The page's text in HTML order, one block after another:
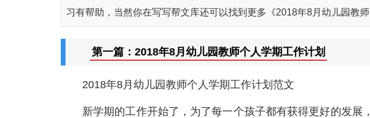
习有帮助，当然你在写写帮文库还可以找到更多《2018年8月幼儿园教师
第一篇：2018年8月幼儿园教师个人学期工作计划
2018年8月幼儿园教师个人学期工作计划范文
新学期的工作开始了，为了每一个孩子都有获得更好的发展